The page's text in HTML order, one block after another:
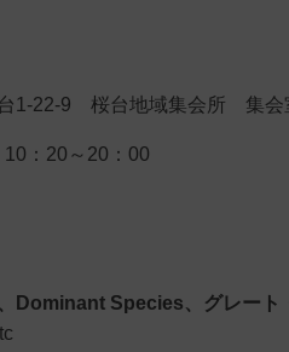
台1-22-9 桜台地域集会所 集
10：20～20：00
Dominant Species、
グレート